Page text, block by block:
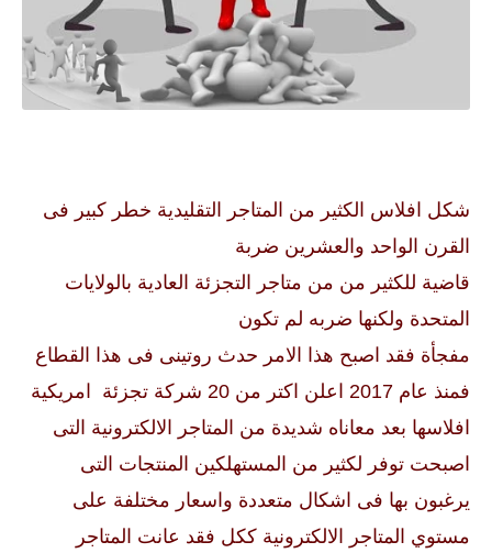
شكل افلاس الكثير من المتاجر التقليدية خطر كبير فى
القرن الواحد والعشرين ضربة
قاضية للكثير من من متاجر التجزئة العادية بالولايات
المتحدة ولكنها ضربه لم تكون
مفجأة فقد اصبح هذا الامر حدث روتينى فى هذا القطاع
فمنذ عام 2017 اعلن اكتر من
20 شركة تجزئة امريكية
افلاسها بعد معاناه شديدة من المتاجر الالكترونية التى
اصبحت توفر لكثير من المستهلكين المنتجات التى
يرغبون بها فى اشكال متعددة واسعار مختلفة على
مستوي المتاجر الالكترونية ككل فقد عانت المتاجر